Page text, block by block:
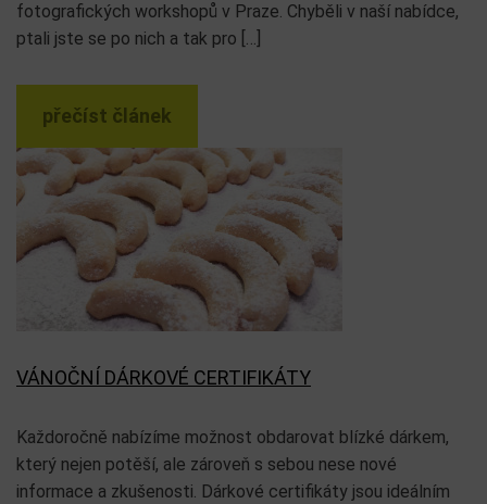
fotografických workshopů v Praze. Chyběli v naší nabídce,
ptali jste se po nich a tak pro […]
přečíst článek
VÁNOČNÍ DÁRKOVÉ CERTIFIKÁTY
Každoročně nabízíme možnost obdarovat blízké dárkem,
který nejen potěší, ale zároveň s sebou nese nové
informace a zkušenosti. Dárkové certifikáty jsou ideálním